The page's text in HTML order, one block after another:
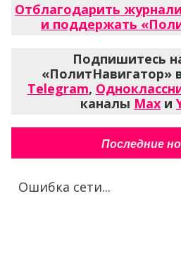
Отблагодарить
и поддержать
Подпишитесь
«ПолитНавигатор»
Telegram,
каналы Max и
Последние
Ошибка сети...